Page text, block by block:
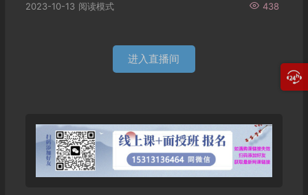
2023-10-13 438
阅读模式
进入直播间